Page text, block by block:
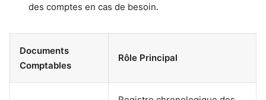
des comptes en cas de besoin.
Documents
Comptables
Rôle Principal